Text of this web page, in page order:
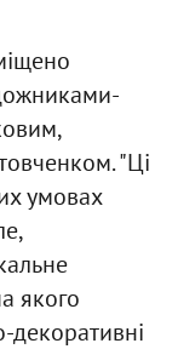
"Ці
умовах
якого